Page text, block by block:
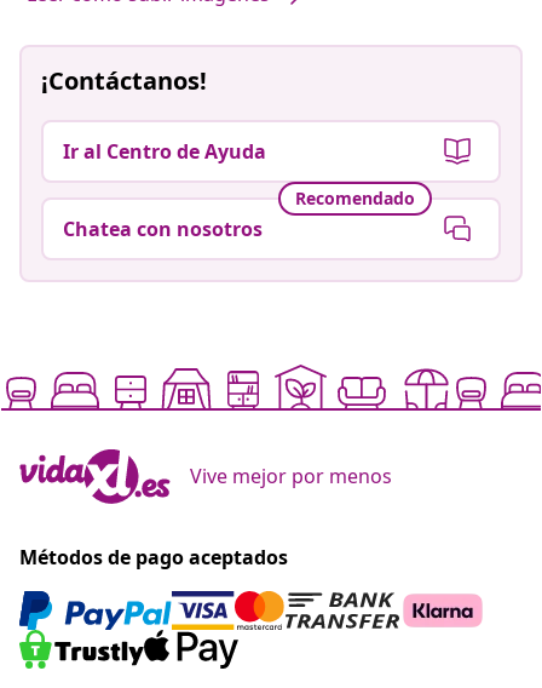
¡Contáctanos!
Ir al Centro de Ayuda
Recomendado
Chatea con nosotros
Vive mejor por menos
Métodos de pago aceptados